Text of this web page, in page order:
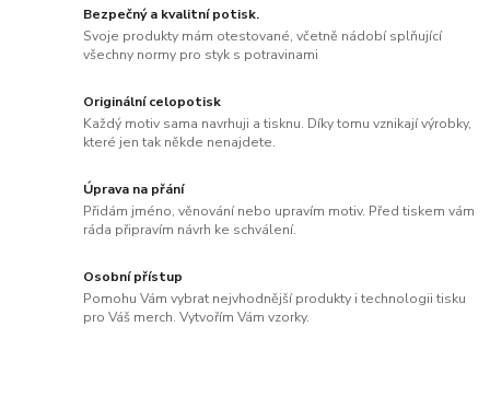
Bezpečný a kvalitní potisk.
Svoje produkty mám otestované, včetně nádobí splňující
všechny normy pro styk s potravinami
Originální celopotisk
Každý motiv sama navrhuji a tisknu. Díky tomu vznikají výrobky,
které jen tak někde nenajdete.
Úprava na přání
Přidám jméno, věnování nebo upravím motiv. Před tiskem vám
ráda připravím návrh ke schválení.
Osobní přístup
Pomohu Vám vybrat nejvhodnější produkty i technologii tisku
pro Váš merch. Vytvořím Vám vzorky.